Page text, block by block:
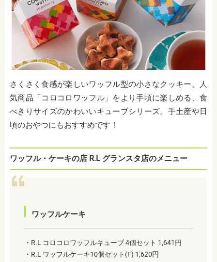
さくさく食感が楽しいワッフル型の小さなクッキー。人
気商品「コロコロワッフル」をより手頃に楽しめる、食
べきりサイズのかわいいキューブシリーズ。手土産や日
頃のおやつにもおすすめです！
ワッフル・ケーキの店 R.L グランスタ店のメニュー
ワッフルケーキ
・R.L コロコロワッフルキューブ 4個セット 1,641円
・R.L ワッフルケーキ10個セット(F) 1,620円